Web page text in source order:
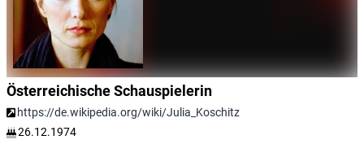
Österreichische Schauspielerin
https://de.wikipedia.org/wiki/Julia_Koschitz
26.12.1974